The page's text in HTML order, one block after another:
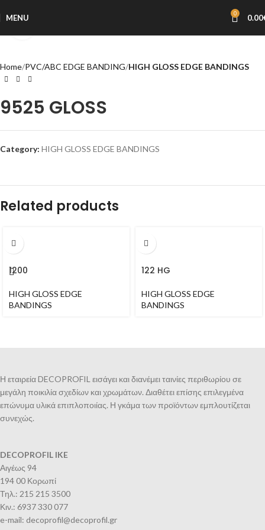
MENU 0 0.00
Home PVC/ABC EDGE BANDING HIGH GLOSS EDGE BANDINGS
9525 GLOSS
Category: HIGH GLOSS EDGE BANDINGS
Related products
1200
HIGH GLOSS EDGE
BANDINGS
122 HG
HIGH GLOSS EDGE
BANDINGS
Η εταιρεία DECOPROFIL εισάγει και διανέμει ταινίες περιθωρίου σε
μεγάλη ποικιλία σχεδίων και χρωμάτων. Διαθέτει επίσης επιλεγμένα
επώνυμα υλικά επιπλοποιίας. Η γκάμα των προϊόντων εμπλουτίζεται
συνεχώς.
DECOPROFIL IKE
Αιγέως 94
194 00 Κορωπί
Τηλ.: 215 215 3500
Κιν.: 6937 330 077
e-mail: decoprofil@decoprofil.gr